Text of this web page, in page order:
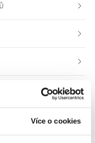
Více o cookies